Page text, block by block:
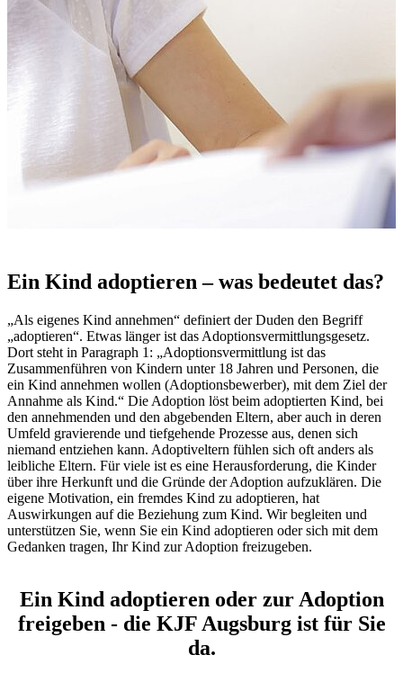
Ein Kind adoptieren – was bedeutet das?
„Als eigenes Kind annehmen“ definiert der Duden den Begriff
„adoptieren“. Etwas länger ist das Adoptionsvermittlungsgesetz.
Dort steht in Paragraph 1: „Adoptionsvermittlung ist das
Zusammenführen von Kindern unter 18 Jahren und Personen, die
ein Kind annehmen wollen (Adoptionsbewerber), mit dem Ziel der
Annahme als Kind.“ Die Adoption löst beim adoptierten Kind, bei
den annehmenden und den abgebenden Eltern, aber auch in deren
Umfeld gravierende und tiefgehende Prozesse aus, denen sich
niemand entziehen kann. Adoptiveltern fühlen sich oft anders als
leibliche Eltern. Für viele ist es eine Herausforderung, die Kinder
über ihre Herkunft und die Gründe der Adoption aufzuklären. Die
eigene Motivation, ein fremdes Kind zu adoptieren, hat
Auswirkungen auf die Beziehung zum Kind. Wir begleiten und
unterstützen Sie, wenn Sie ein Kind adoptieren oder sich mit dem
Gedanken tragen, Ihr Kind zur Adoption freizugeben.
Ein Kind adoptieren oder zur Adoption
freigeben - die KJF Augsburg ist für Sie
da.